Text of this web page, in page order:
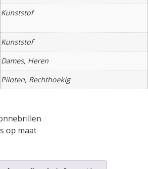
Kunststof
Kunststof
Dames, Heren
Piloten, Rechthoekig
op maat